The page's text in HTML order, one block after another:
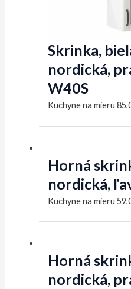
Skrinka,
nordická,
W40S
Kuchyne na mieru
Horná
nordická,
Kuchyne na mieru
Horná
nordická,